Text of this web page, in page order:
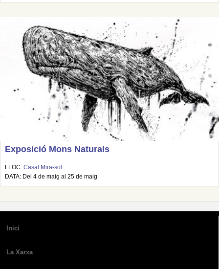
Exposició Mons Naturals
LLOC: Casal Mira-sol
DATA: Del 4 de maig al 25 de maig
Inici
La Xarxa